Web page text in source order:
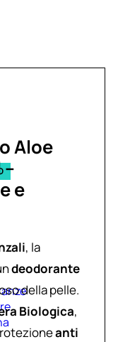
Aloe
e
, la
deodorante
della pelle.
Biologica,
anti